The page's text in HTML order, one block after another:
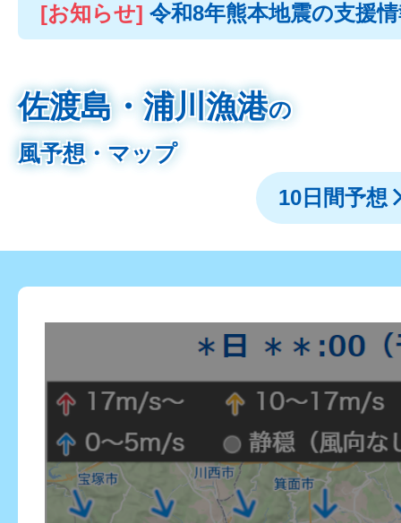
[お知らせ] 令和8年熊本地震の支援
佐渡島・浦川漁港の
風予想・マップ
10日間予想